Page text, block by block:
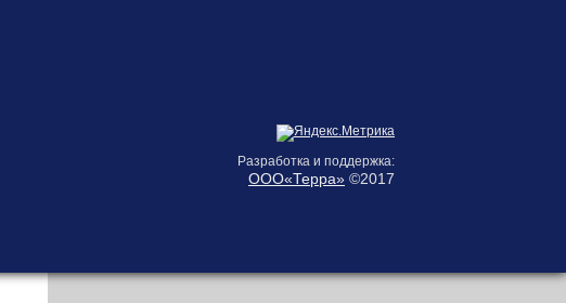
Разработка и поддержка:
ООО«Терра» ©2017